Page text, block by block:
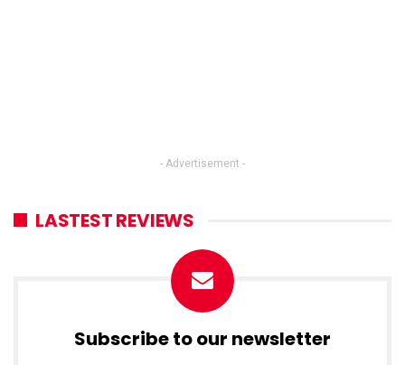
- Advertisement -
LASTEST REVIEWS
Subscribe to our newsletter